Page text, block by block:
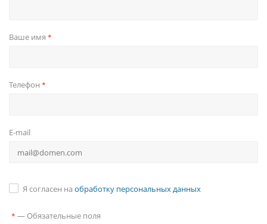
Ваше имя *
Телефон *
E-mail
Я согласен на обработку персональных данных
* — Обязательные поля